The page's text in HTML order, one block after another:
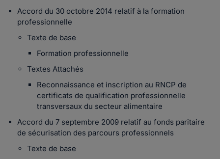
Accord du 30 octobre 2014 relatif à la formation
professionnelle
Texte de base
Formation professionnelle
Textes Attachés
Reconnaissance et inscription au RNCP de
certificats de qualification professionnelle
transversaux du secteur alimentaire
Accord du 7 septembre 2009 relatif au fonds paritaire
de sécurisation des parcours professionnels
Texte de base